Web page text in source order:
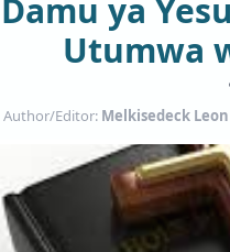
ya
Utumwa
Author/Editor: Melkisedeck